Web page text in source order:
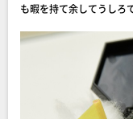
も暇を持て余してうしろ